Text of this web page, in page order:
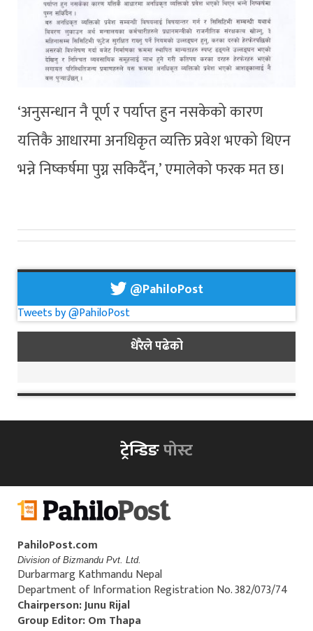
‘अनुसन्धान नै पूर्ण र पर्याप्त हुन नसकेको कारण
यत्तिकै आधारमा अनधिकृत व्यक्ति प्रवेश भएको थिएन
भन्ने निष्कर्षमा पुग्न सकिदैँन,’ एमालेको फरक मत छ।
@PahiloPost
Tweets by @PahiloPost
धेरैले पढेको
ट्रेन्डिङपोस्ट
PahiloPost.com
Division of Bizmandu Pvt. Ltd.
Durbarmarg Kathmandu Nepal
Department of Information Registration No. 382/073/74
Chairperson: Junu Rijal
Group Editor: Om Thapa